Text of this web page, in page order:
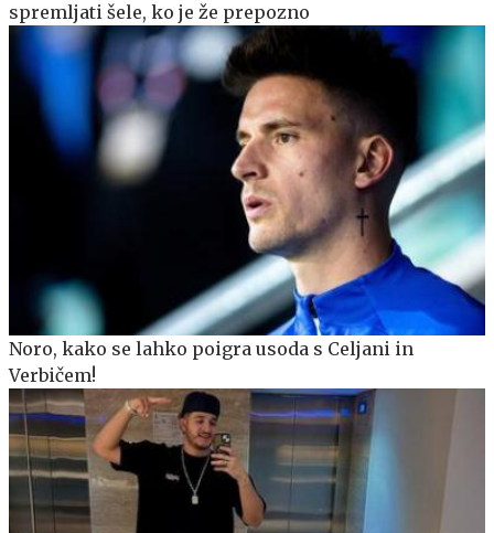
spremljati šele, ko je že prepozno
Noro, kako se lahko poigra usoda s Celjani in
Verbičem!